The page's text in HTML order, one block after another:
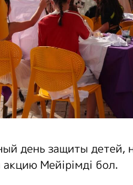
день защиты детей,
Мейірімді бол.